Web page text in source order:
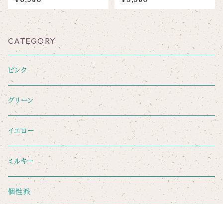
CATEGORY
ピンク
グリーン
イエロー
ミルキー
個性派